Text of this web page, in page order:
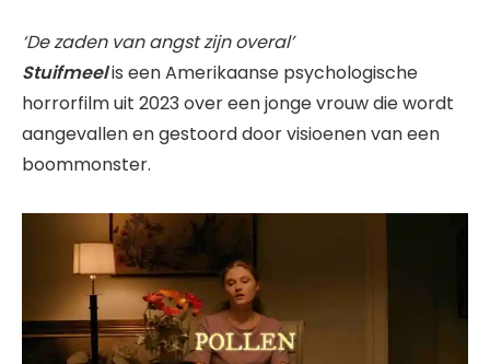
‘De zaden van angst zijn overal’
Stuifmeelis een Amerikaanse psychologische
horrorfilm uit 2023 over een jonge vrouw die wordt
aangevallen en gestoord door visioenen van een
boommonster.